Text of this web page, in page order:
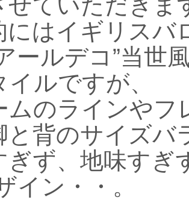
にはイギリスバ
ールデコ”当世
イルですが、
ムのラインやフ
と背のサイズバ
ぎず、地味すぎ
イン・・。